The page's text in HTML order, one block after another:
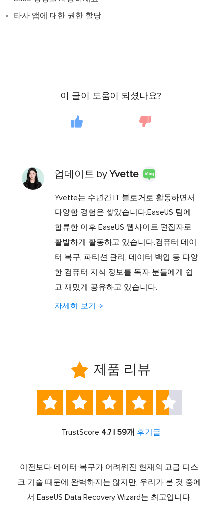
타사 앱에 대한 권한 할당
이 글이 도움이 되셨나요?
업데이트 byYvette
Yvette는 수년간 IT 블로거로 활동하면서
다양함 경험은 쌓았습니다.EaseUS 팀에
합류한 이후 EaseUS 웹사이트 편집자로
활발하게 활동하고 있습니다.컴퓨터 데이
터 복구, 파티션 관리, 데이터 백업 등 다양
한 컴퓨터 지식 정보를 독자 분들에게 쉽
고 재밌게 공유하고 있습니다.
자세히 보기
 제품 리뷰
    
TrustScore 4.7 | 59개 후기글
이전보다 데이터 복구가 어려워진 현재의 고급 디스
크 기술 때문에 완벽하지는 않지만, 우리가 본 것 중에
서 EaseUS Data Recovery Wizard는 최고입니다.